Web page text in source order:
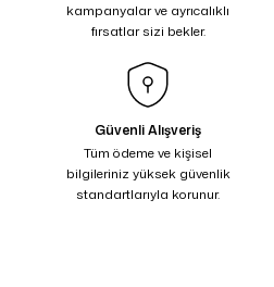
kampanyalar ve ayrıcalıklı
fırsatlar sizi bekler.
Güvenli Alışveriş
Tüm ödeme ve kişisel
bilgileriniz yüksek güvenlik
standartlarıyla korunur.